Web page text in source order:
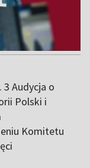
Audycja o
Polski i
Komitetu